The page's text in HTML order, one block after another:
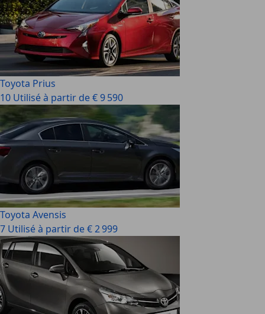
Toyota Prius
10 Utilisé à partir de € 9 590
Toyota Avensis
7 Utilisé à partir de € 2 999